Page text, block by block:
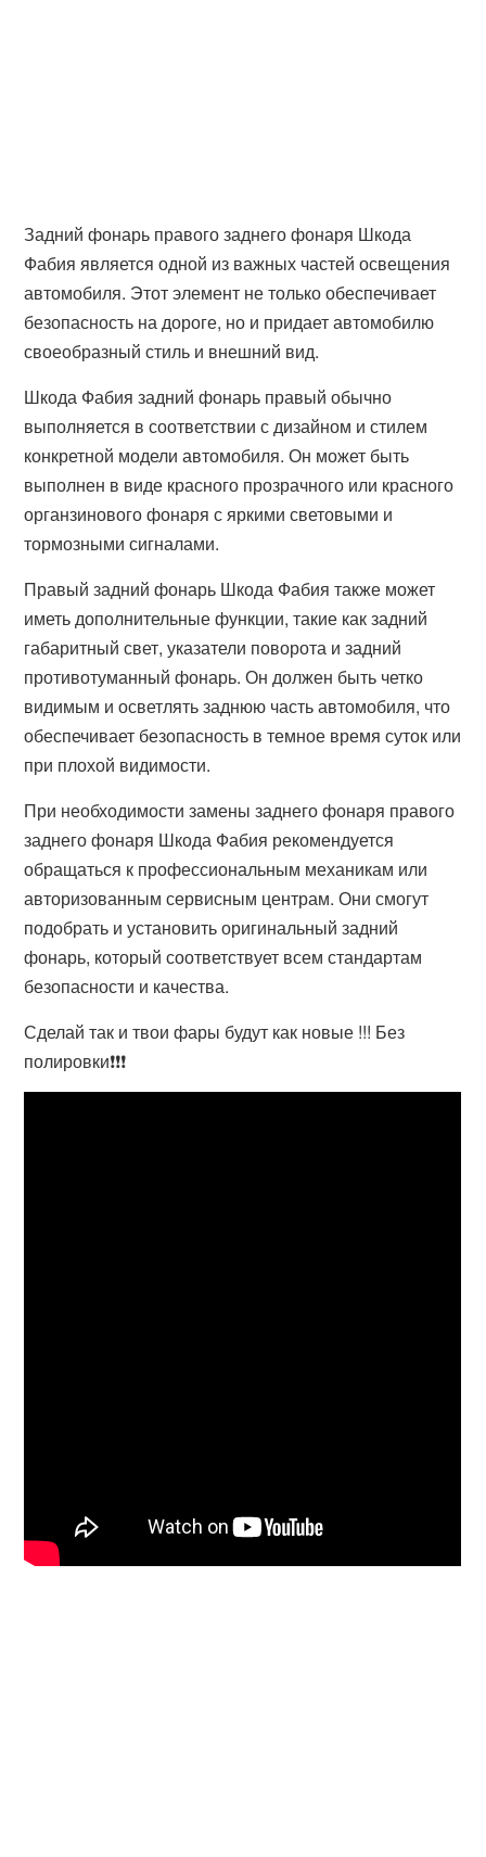
Задний фонарь правого заднего фонаря Шкода
Фабия является одной из важных частей освещения
автомобиля. Этот элемент не только обеспечивает
безопасность на дороге, но и придает автомобилю
своеобразный стиль и внешний вид.
Шкода Фабия задний фонарь правый обычно
выполняется в соответствии с дизайном и стилем
конкретной модели автомобиля. Он может быть
выполнен в виде красного прозрачного или красного
органзинового фонаря с яркими световыми и
тормозными сигналами.
Правый задний фонарь Шкода Фабия также может
иметь дополнительные функции, такие как задний
габаритный свет, указатели поворота и задний
противотуманный фонарь. Он должен быть четко
видимым и осветлять заднюю часть автомобиля, что
обеспечивает безопасность в темное время суток или
при плохой видимости.
При необходимости замены заднего фонаря правого
заднего фонаря Шкода Фабия рекомендуется
обращаться к профессиональным механикам или
авторизованным сервисным центрам. Они смогут
подобрать и установить оригинальный задний
фонарь, который соответствует всем стандартам
безопасности и качества.
Сделай так и твои фары будут как новые !!! Без
полировки❗❗❗